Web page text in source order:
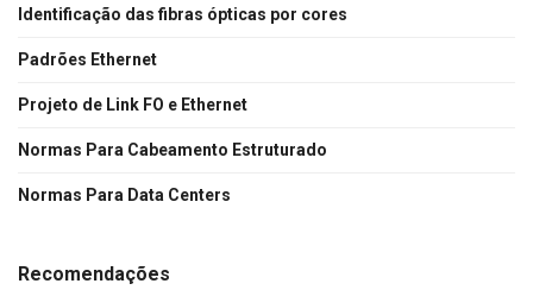
Identificação das fibras ópticas por cores
Padrões Ethernet
Projeto de Link FO e Ethernet
Normas Para Cabeamento Estruturado
Normas Para Data Centers
Recomendações